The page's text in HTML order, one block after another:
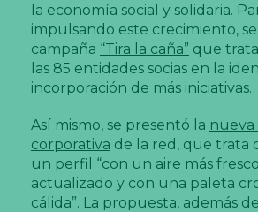
la economía social y solidaria.
impulsando este crecimiento,
campaña “Tira la caña” que
las 85 entidades socias en la
incorporación de más iniciativas.
Así mismo, se presentó la nueva
corporativa de la red, que trata
un perfil “con un aire más
actualizado y con una paleta
cálida”. La propuesta, además